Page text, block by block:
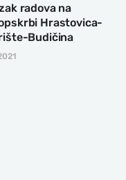
radova na
Hrastovica-
Budičina